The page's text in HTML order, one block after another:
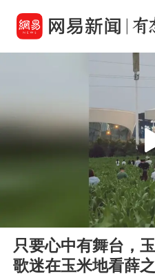
只要心中有舞台，
歌迷在玉米地看薛